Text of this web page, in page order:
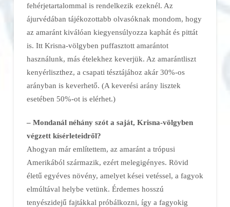
fehérjetartalommal is rendelkezik ezeknél. Az
ájurvédában tájékozottabb olvasóknak mondom, hogy
az amaránt kiválóan kiegyensúlyozza kaphát és pittát
is. Itt Krisna-völgyben puffasztott amarántot
használunk, más ételekhez keverjük. Az amarántliszt
kenyérliszthez, a csapati tésztájához akár 30%-os
arányban is keverhető. (A keverési arány lisztek
esetében 50%-ot is elérhet.)
– Mondanál néhány szót a saját, Krisna-völgyben
végzett kísérleteidről?
Ahogyan már említettem, az amaránt a trópusi
Amerikából származik, ezért melegigényes. Rövid
életű egyéves növény, amelyet kései vetéssel, a fagyok
elmúltával helybe vetünk. Érdemes hosszú
tenyészidejű fajtákkal próbálkozni, így a fagyokig